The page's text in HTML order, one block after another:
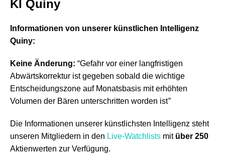
KI Quiny
Informationen von unserer künstlichen Intelligenz
Quiny:
Keine Änderung: “Gefahr vor einer langfristigen
Abwärtskorrektur ist gegeben sobald die wichtige
Entscheidungszone auf Monatsbasis mit erhöhten
Volumen der Bären unterschritten worden ist”
Die Informationen unserer künstlichsten Intelligenz steht
unseren Mitgliedern in den Live-Watchlists mit über 250
Aktienwerten zur Verfügung.